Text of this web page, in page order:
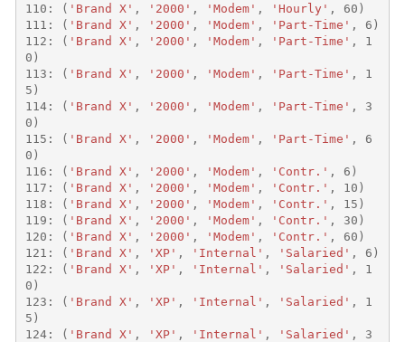
110 : ( 'Brand X' , '2000' , 'Modem' , 'Hourly' , 60 )
111 : ( 'Brand X' , '2000' , 'Modem' , 'Part-Time' , 6 )
112 : ( 'Brand X' , '2000' , 'Modem' , 'Part-Time' ,
1
0 )
113 : ( 'Brand X' , '2000' , 'Modem' , 'Part-Time' ,
1
5 )
114: ( 'Brand X' , '2000' , 'Modem' , 'Part-Time' ,
3
0 )
115 : ( 'Brand X' , '2000' , 'Modem' , 'Part-Time' ,
6
0 )
116 : ( 'Brand X' , '2000' , 'Modem' , 'Contr.' , 6 )
117 : ( 'Brand X' , '2000' , 'Modem' , 'Contr.' , 10 )
118 : ( 'Brand X' , '2000' , 'Modem' , 'Contr.' , 15 )
119 : ( 'Brand X' , '2000' , 'Modem' , 'Contr.' , 30 )
120 : ( 'Brand X' , '2000' , 'Modem' , 'Contr.' , 60 )
121 : ( 'Brand X' , 'XP' , 'Internal' , 'Salaried' , 6 )
122 : ( 'Brand X' , 'XP' , 'Internal' , 'Salaried' ,
1
0 )
123 : ( 'Brand X' , 'XP' , 'Internal' , 'Salaried' ,
1
5 )
124: ( 'Brand X' , 'XP' , 'Internal' , 'Salaried' ,
3